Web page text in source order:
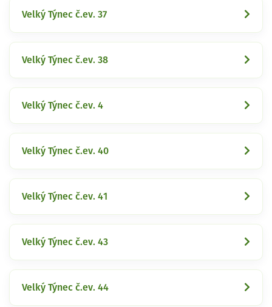
Velký Týnec č.ev. 37
Velký Týnec č.ev. 38
Velký Týnec č.ev. 4
Velký Týnec č.ev. 40
Velký Týnec č.ev. 41
Velký Týnec č.ev. 43
Velký Týnec č.ev. 44